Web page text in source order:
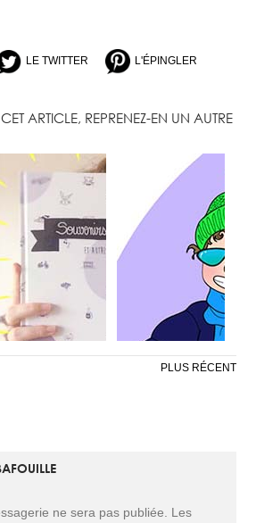
LE TWITTER L'ÉPINGLER
ARTICLE, REPRENEZ-EN UN AUTRE
MA PREMIÈRE
PLUS RÉCENT
ne sera pas publiée.
Les